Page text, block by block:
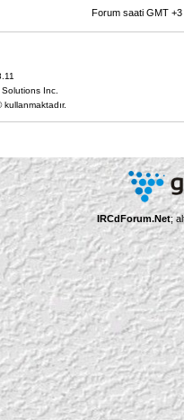
Forum saati GMT
Inc.
kullanmaktadır.
IRCdForum.Net;